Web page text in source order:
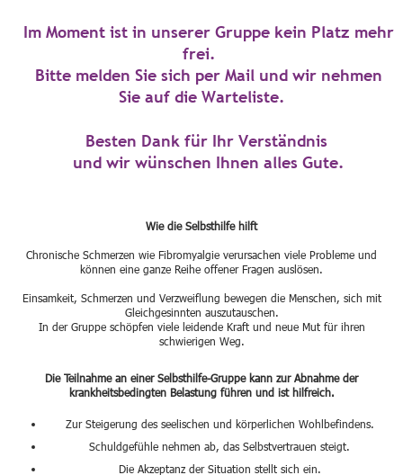
Im Moment ist in unserer Gruppe kein Platz mehr
frei.
Bitte melden Sie sich per Mail und wir nehmen
Sie auf die Warteliste.
Besten Dank für Ihr Verständnis
und wir wünschen Ihnen alles Gute.
Wie die Selbsthilfe hilft
Chronische Schmerzen wie Fibromyalgie verursachen viele Probleme und
können eine ganze Reihe offener Fragen auslösen.
Einsamkeit, Schmerzen und Verzweiflung bewegen die Menschen, sich mit
Gleichgesinnten auszutauschen.
In der Gruppe schöpfen viele leidende Kraft und neue Mut für ihren
schwierigen Weg.
Die Teilnahme an einer Selbsthilfe-Gruppe kann zur Abnahme der
krankheitsbedingten Belastung führen und ist hilfreich.
Zur Steigerung des seelischen und körperlichen Wohlbefindens.
Schuldgefühle nehmen ab, das Selbstvertrauen steigt.
Die Akzeptanz der Situation stellt sich ein.